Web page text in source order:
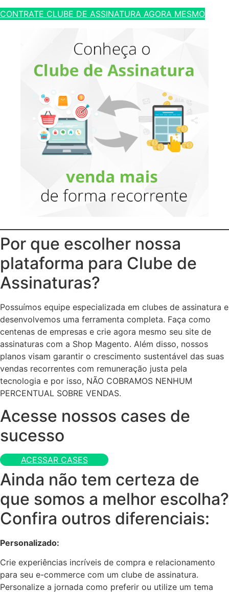
CONTRATE CLUBE DE ASSINATURA AGORA MESMO
Por que escolher nossa
plataforma para Clube de
Assinaturas?
Possuímos equipe especializada em clubes de assinatura e
desenvolvemos uma ferramenta completa. Faça como
centenas de empresas e crie agora mesmo seu site de
assinaturas com a Shop Magento. Além disso, nossos
planos visam garantir o crescimento sustentável das suas
vendas recorrentes com remuneração justa pela
tecnologia e por isso, NÃO COBRAMOS NENHUM
PERCENTUAL SOBRE VENDAS.
Acesse nossos cases de
sucesso
ACESSAR CASES
Ainda não tem certeza de
que somos a melhor escolha?
Confira outros diferenciais:
Personalizado:
Crie experiências incríveis de compra e relacionamento
para seu e-commerce com um clube de assinatura.
Personalize a jornada como preferir ou utilize um tema